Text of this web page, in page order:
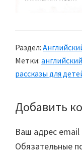
Раздел:
Метки:
рассказы для
Reader
Interactions
Добавить
Ваш адрес email
Обязательные